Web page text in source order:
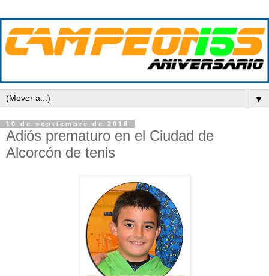
▼
10 de septiembre de 2018
Adiós prematuro en el Ciudad de
Alcorcón de tenis